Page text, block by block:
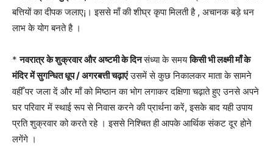
बत्तियों का दीपक जलाए¡। इससे माँ की शीघ्र कृपा मिलती है , अचानक बड़े धन
लाभ के योग बनते है ।
*नवरात्र के शुक्रवार और अष्टमी के दिनसंध्या के समयकिसी भी लक्ष्मी माँ के
मंदिर में सुगन्धित धूप / अगरबत्ती चढ़ाएंउसमें से कुछ निकालकर माता के सामने
वहीँ पर जला दें और माँ को मिष्ठान का भोग लगाकर दक्षिणा चढ़ाते हुए उनसे अपने
घर परिवार में स्थाई रूप से निवास करने की प्रार्थना करें, इसके बाद यही उपाय
प्रति शुक्रवार को करते रहे । इससे निश्चित ही आपके आर्थिक संकट दूर होने
लगेंगे ।